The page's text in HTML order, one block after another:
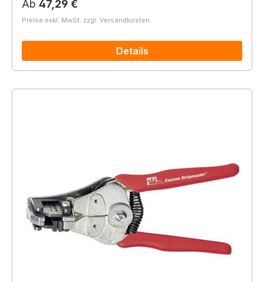
Regulärer Preis:
Ab 47,29 €
Preise exkl. MwSt. zzgl. Versandkosten
Details